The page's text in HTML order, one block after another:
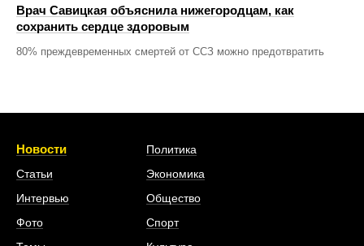
Врач Савицкая объяснила нижегородцам, как
сохранить сердце здоровым
80% преждевременных смертей от ССЗ можно предотвратить
Новости
Статьи
Интервью
Фото
Политика
Экономика
Общество
Спорт